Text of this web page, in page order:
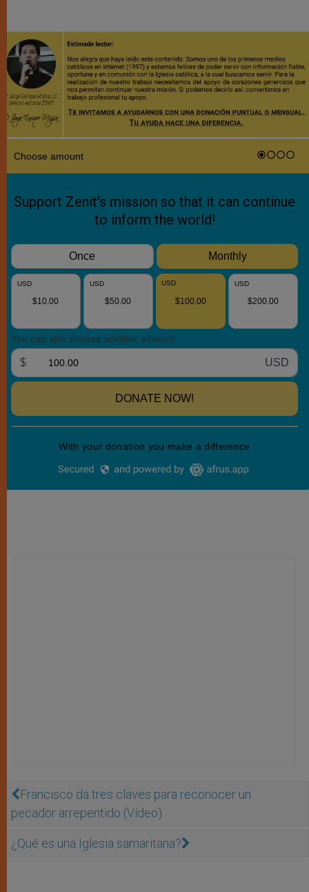
Francisco da tres claves para reconocer un
pecador arrepentido (Vídeo)
¿Qué es una Iglesia samaritana?